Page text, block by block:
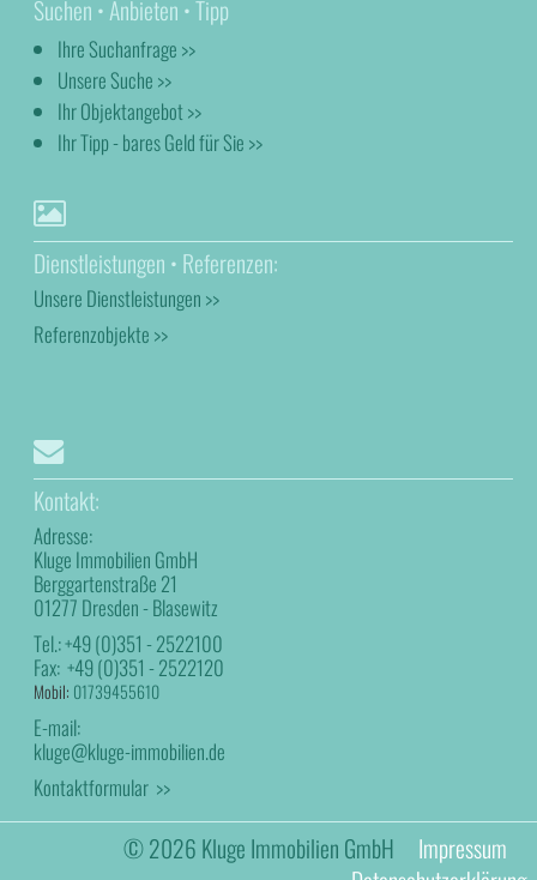
Suchen • Anbieten • Tipp
Ihre Suchanfrage >>
Unsere Suche >>
Ihr Objektangebot >>
Ihr Tipp - bares Geld für Sie >>
Dienstleistungen • Referenzen:
Unsere Dienstleistungen >>
Referenzobjekte >>
Kontakt:
Adresse:
Kluge Immobilien GmbH
Berggartenstraße 21
01277 Dresden - Blasewitz
Tel.:+49 (0)351 - 2522100
Fax:+49 (0)351 - 2522120
Mobil: 01739455610
E-mail:
kluge@kluge-immobilien.de
Kontaktformular >>
© 2026 Kluge Immobilien GmbH Impressum